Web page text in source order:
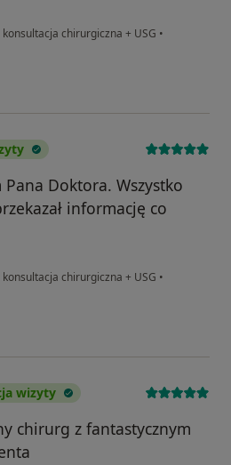
konsultacja chirurgiczna + USG •
Doktora. Wszystko
informację co
konsultacja chirurgiczna + USG •
wizyty
chirurg z fantastycznym